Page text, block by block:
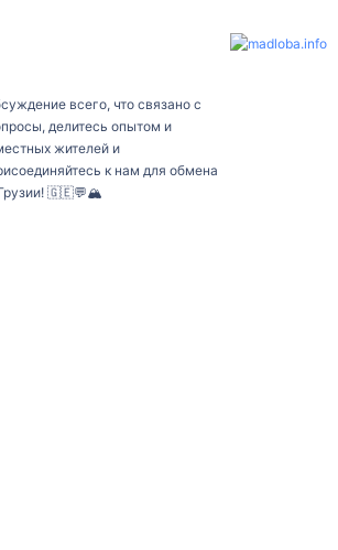
всего, что связано с
делитесь опытом и
жителей и
к нам для обмена
🇬🇪💬🏔️